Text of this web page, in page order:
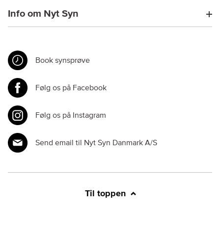
Info om Nyt Syn
Book synsprøve
Følg os på Facebook
Følg os på Instagram
Send email til Nyt Syn Danmark A/S
Til toppen